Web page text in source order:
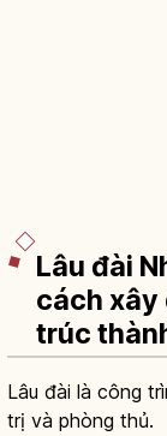
Lâu đài
cách xây
trúc
Lâu đài là công
trị và phòng thủ.